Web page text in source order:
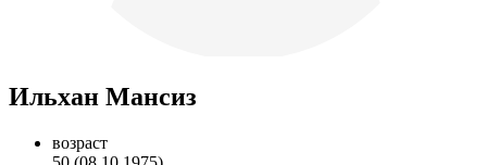
Ильхан Мансиз
возраст